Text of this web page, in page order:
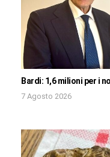
Bardi: 1,6 milioni per i
7 Agosto 2026